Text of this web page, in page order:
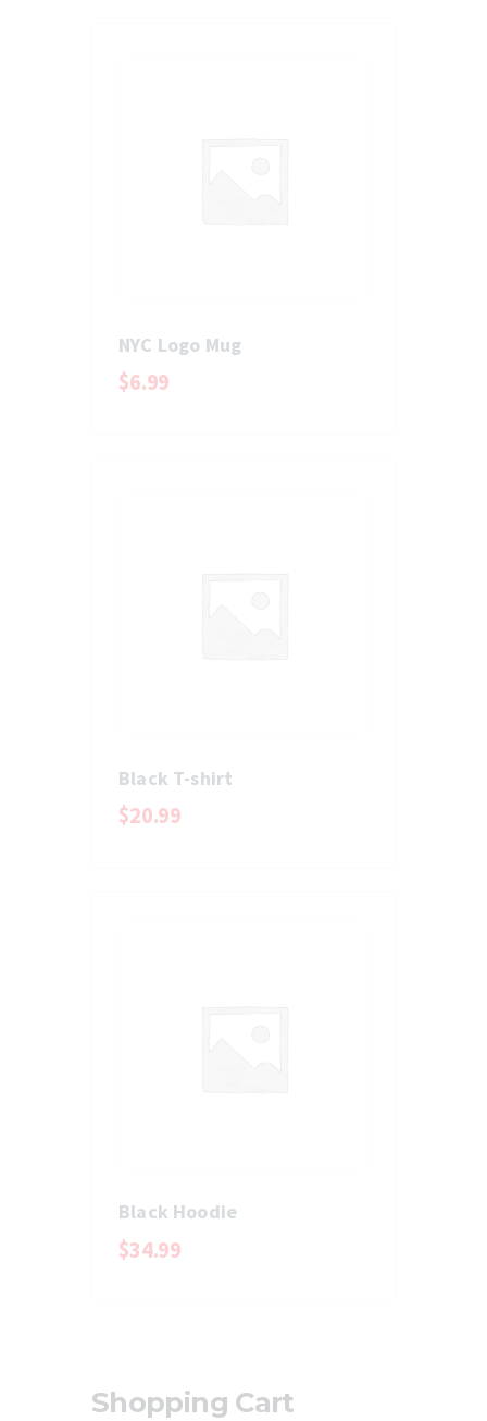
NYC Logo Mug
$6.99
Black T-shirt
$20.99
Black Hoodie
$34.99
Shopping Cart